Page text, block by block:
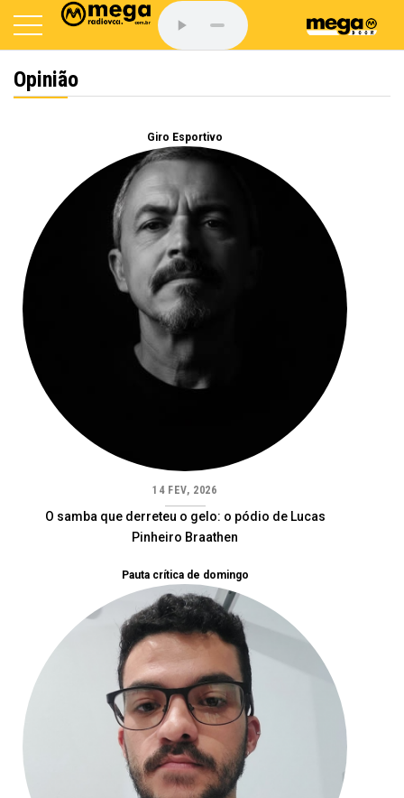
Opinião
Giro Esportivo
14 FEV, 2026
O samba que derreteu o gelo: o pódio de Lucas
Pinheiro Braathen
Pauta crítica de domingo